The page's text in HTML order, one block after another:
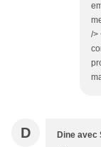
/>
D Dine avec